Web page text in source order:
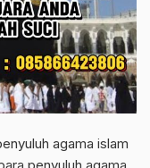
agama islam